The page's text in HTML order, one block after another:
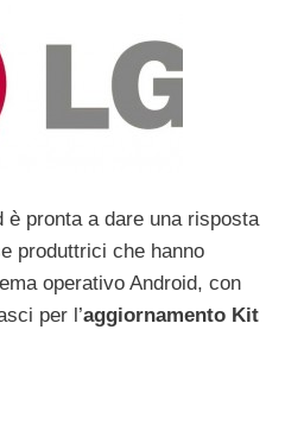
è pronta a dare una risposta
produttrici che hanno
operativo Android, con
per l’aggiornamento Kit